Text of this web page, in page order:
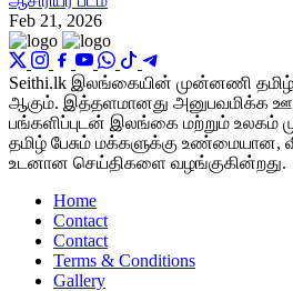
Feb 21, 2026
Seithi.lk இலங்கையின் முன்னணி
ஆகும். இத்தளமானது அனுபவமிக்க
பங்களிப்புடன் இலங்கை மற்றும் உலகம்
தமிழ் பேசும் மக்களுக்கு உண்மையான,
உடனான செய்திகளை வழங்குகின்றது.
Home
Contact
Contact
Terms & Conditions
Gallery